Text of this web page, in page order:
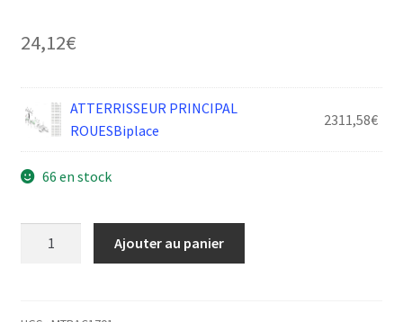
24,12€
ATTERRISSEUR PRINCIPAL
ROUESBiplace
2311,58€
66 en stock
Ajouter au panier